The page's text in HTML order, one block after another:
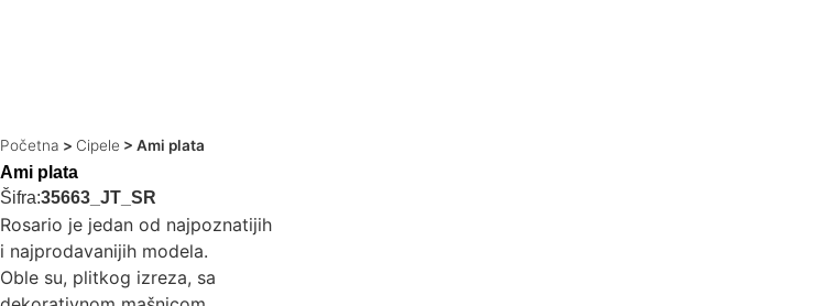
Početna > Cipele > Ami plata
Ami plata
Šifra:35663_JT_SR
Rosario je jedan od najpoznatijih
i najprodavanijih modela.
Oble su, plitkog izreza, sa